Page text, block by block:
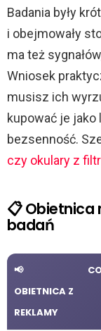
Badania były
i obejmowały
ma też
Wniosek
musisz ich
kupować je
bezsenność.
czy okulary z
📋
badań
📢
OBIETNICA Z
REKLAMY